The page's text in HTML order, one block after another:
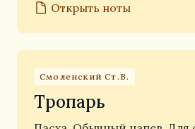
Открыть ноты
Смоленский Ст.В.
Тропарь